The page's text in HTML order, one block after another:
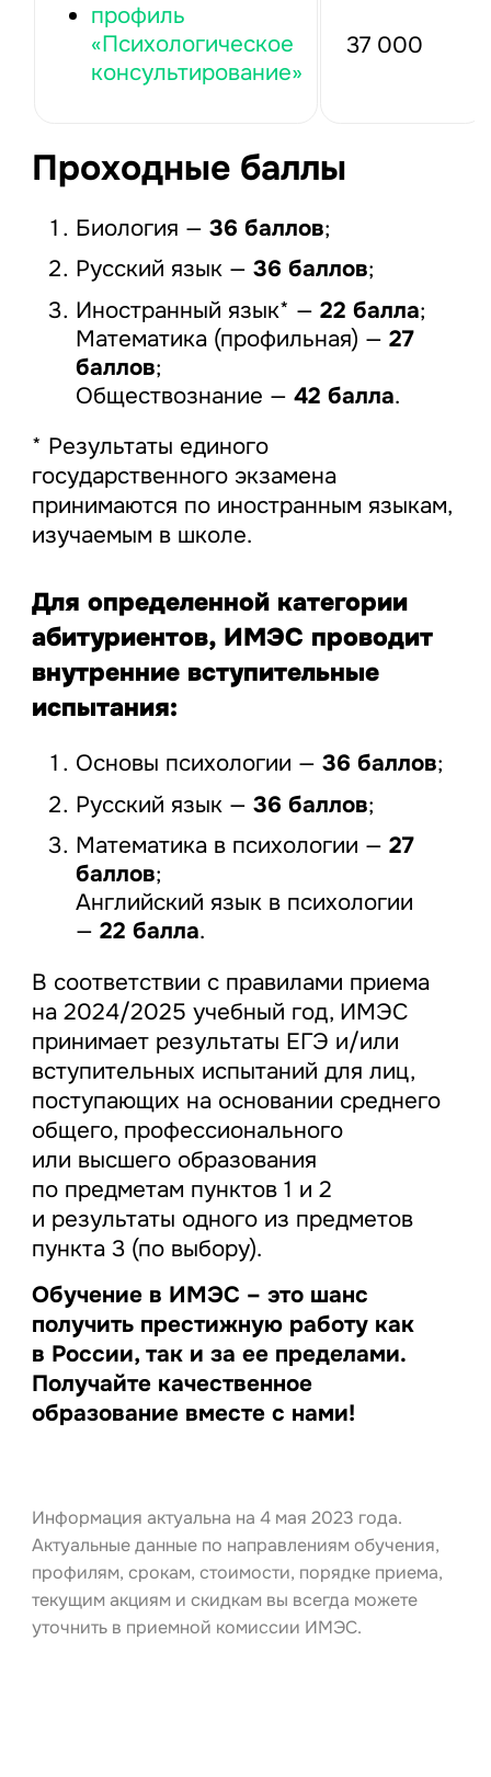
профиль
«Психологическое
консультирование»
37 000
Проходные баллы
Биология — 36 баллов;
Русский язык — 36 баллов;
Иностранный язык* — 22 балла;
Математика (профильная) — 27
баллов;
Обществознание — 42 балла.
* Результаты единого
государственного экзамена
принимаются по иностранным языкам,
изучаемым в школе.
Для определенной категории
абитуриентов, ИМЭС проводит
внутренние вступительные
испытания:
Основы психологии — 36 баллов;
Русский язык — 36 баллов;
Математика в психологии — 27
баллов;
Английский язык в психологии
— 22 балла.
В соответствии с правилами приема
на 2024/2025 учебный год, ИМЭС
принимает результаты ЕГЭ и/или
вступительных испытаний для лиц,
поступающих на основании среднего
общего, профессионального
или высшего образования
по предметам пунктов 1 и 2
и результаты одного из предметов
пункта 3 (по выбору).
Обучение в ИМЭС – это шанс
получить престижную работу как
в России, так и за ее пределами.
Получайте качественное
образование вместе с нами!
Информация актуальна на 4 мая 2023 года.
Актуальные данные по направлениям обучения,
профилям, срокам, стоимости, порядке приема,
текущим акциям и скидкам вы всегда можете
уточнить в приемной комиссии ИМЭС.